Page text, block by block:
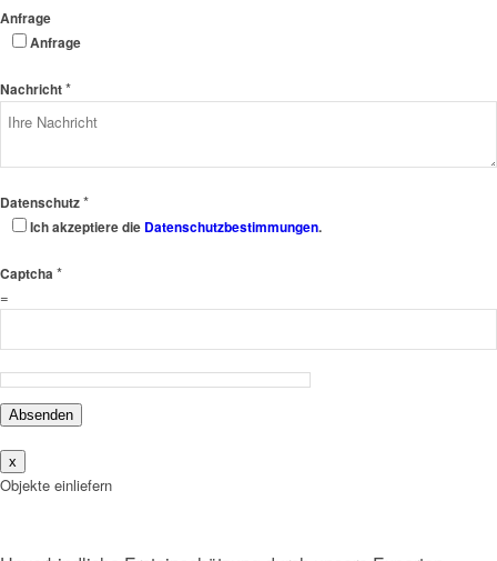
Anfrage
Anfrage
Nachricht*
Datenschutz*
Ich akzeptiere die Datenschutzbestimmungen.
Captcha *
=
Absenden
x
Objekte einliefern